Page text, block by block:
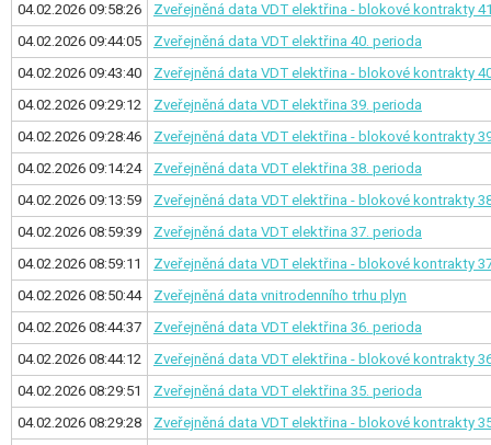
04.02.2026 09:58:26
Zveřejněná data VDT elektřina - blokové kontrakty
04.02.2026 09:44:05
Zveřejněná data VDT elektřina 40. perioda
04.02.2026 09:43:40
Zveřejněná data VDT elektřina - blokové kontrakty
04.02.2026 09:29:12
Zveřejněná data VDT elektřina 39. perioda
04.02.2026 09:28:46
Zveřejněná data VDT elektřina - blokové kontrakty
04.02.2026 09:14:24
Zveřejněná data VDT elektřina 38. perioda
04.02.2026 09:13:59
Zveřejněná data VDT elektřina - blokové kontrakty
04.02.2026 08:59:39
Zveřejněná data VDT elektřina 37. perioda
04.02.2026 08:59:11
Zveřejněná data VDT elektřina - blokové kontrakty
04.02.2026 08:50:44
Zveřejněná data vnitrodenního trhu plyn
04.02.2026 08:44:37
Zveřejněná data VDT elektřina 36. perioda
04.02.2026 08:44:12
Zveřejněná data VDT elektřina - blokové kontrakty
04.02.2026 08:29:51
Zveřejněná data VDT elektřina 35. perioda
04.02.2026 08:29:28
Zveřejněná data VDT elektřina - blokové kontrakty